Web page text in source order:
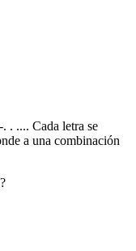
. .... Cada letra se
a una combinación